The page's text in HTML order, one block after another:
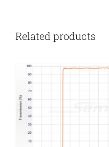
Related products